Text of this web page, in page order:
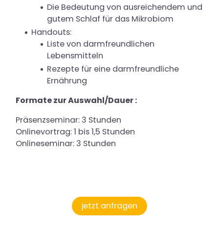
Die Bedeutung von ausreichendem und
gutem Schlaf für das Mikrobiom
Handouts:
Liste von darmfreundlichen
Lebensmitteln
Rezepte für eine darmfreundliche
Ernährung
Formate zur Auswahl/Dauer :
Präsenzseminar: 3 Stunden
Onlinevortrag: 1 bis 1,5 Stunden
Onlineseminar: 3 Stunden
jetzt anfragen